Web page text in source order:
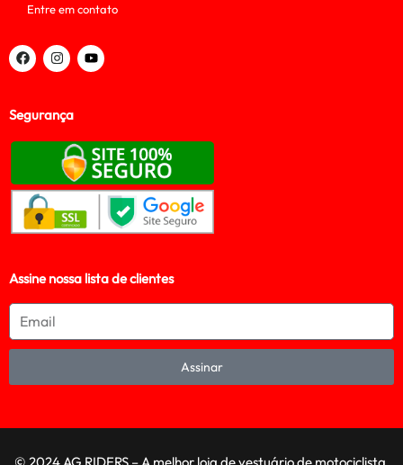
Entre em contato
Segurança
Assine nossa lista de clientes
Assinar